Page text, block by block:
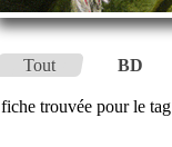
Tout BD
fiche trouvée pour le tag